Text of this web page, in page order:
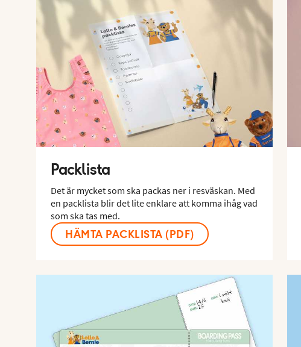
Packlista
Det är mycket som ska packas ner i resväskan. Med
en packlista blir det lite enklare att komma ihåg vad
som ska tas med.
HÄMTA PACKLISTA (PDF)